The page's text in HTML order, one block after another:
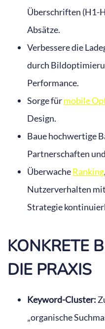
Überschriften (H1-
Absätze.
Verbessere die
durch
Performance.
Sorge fürmobile
Design.
Baue hochwertige
Partnerschaften
ÜberwacheRanking
Nutzerverhalten
Strategie
KONKRETE
DIE PRAXIS
Keyword-Cluster:
„organische